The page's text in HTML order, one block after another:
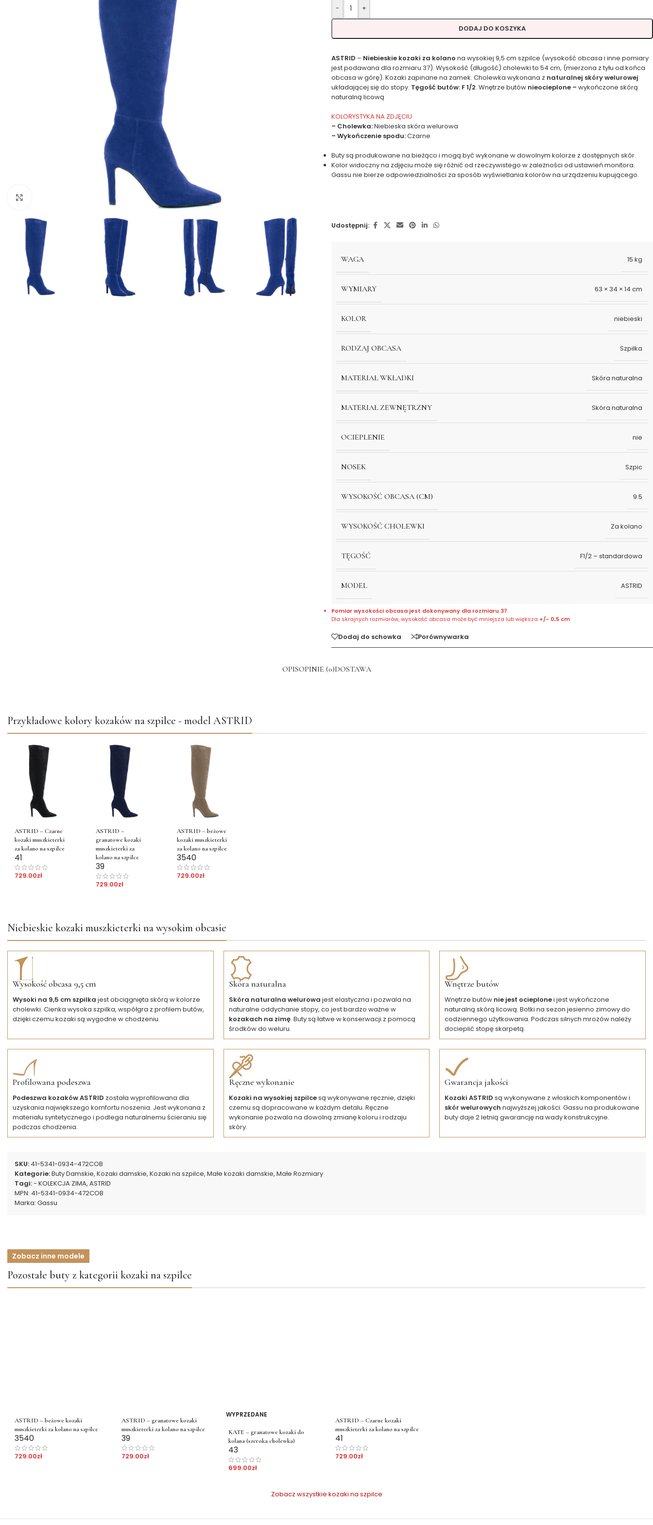
- +
DODAJ DO KOSZYKA
ASTRID – Niebieskie kozaki za kolano na wysokiej 9,5 cm szpilce (wysokość obcasa i inne pomiary
jest podawana dla rozmiaru 37). Wysokość (długość) cholewki to 54 cm, (mierzona z tyłu od końca
obcasa w górę). Kozaki zapinane na zamek. Cholewka wykonana z naturalnej skóry welurowej
układającej się do stopy. Tęgość butów: F 1/2. Wnętrze butów nieocieplone – wykończone skórą
naturalną licową
KOLORYSTYKA NA ZDJĘCIU
– Cholewka:Niebieska skóra welurowa
– Wykończenie spodu:Czarne
Buty są produkowane na bieżąco i mogą być wykonane w dowolnym kolorze z dostępnych skór.
Kolor widoczny na zdjęciu może się różnić od rzeczywistego w zależności od ustawień monitora.
Gassu nie bierze odpowiedzialności za sposób wyświetlania kolorów na urządzeniu kupującego.
Udostępnij:
WAGA 15 kg
WYMIARY 63 × 34 × 14 cm
KOLOR niebieski
RODZAJ OBCASA Szpilka
MATERIAŁ WKŁADKI Skóra naturalna
MATERIAŁ ZEWNĘTRZNY Skóra naturalna
OCIEPLENIE nie
NOSEK Szpic
WYSOKOŚĆ OBCASA (CM) 9.5
WYSOKOŚĆ CHOLEWKI Za kolano
TĘGOŚĆ F1/2 – standardowa
MODEL ASTRID
Pomiar wysokości obcasa jest dokonywany dla rozmiaru 37.
Dla skrajnych rozmiarów, wysokość obcasa może być mniejsza lub większa +/- 0,5 cm
Dodaj do schowka Porównywarka
OPISOPINIE (0)DOSTAWA
Przykładowe kolory kozaków na szpilce - model ASTRID
ASTRID – Czarne
kozaki muszkieterki
za kolano na szpilce
41
729.00zł
ASTRID –
granatowe kozaki
muszkieterki za
kolano na szpilce
39
729.00zł
ASTRID – beżowe
kozaki muszkieterki
za kolano na szpilce
3540
729.00zł
Niebieskie kozaki muszkieterki na wysokim obcasie
Wysokość obcasa 9,5 cm
Wysoki na 9,5 cm szpilka jest obciągnięta skórą w kolorze
cholewki. Cienka wysoka szpilka, współgra z profilem butów,
dzięki czemu kozaki są wygodne w chodzeniu.
Skóra naturalna
Skóra naturalna welurowa jest elastyczna i pozwala na
naturalne oddychanie stopy, co jest bardzo ważne w
kozakach na zimę. Buty są łatwe w konserwacji z pomocą
środków do weluru.
Wnętrze butów
Wnętrze butów nie jest ocieplonei jest wykończone
naturalną skórą licową. Botki na sezon jesienno zimowy do
codziennego użytkowania. Podczas silnych mrozów należy
docieplić stopę skarpetą.
Profilowana podeszwa
Podeszwa kozaków ASTRID została wyprofilowana dla
uzyskania największego komfortu noszenia. Jest wykonana z
materiału syntetycznego i podlega naturalnemu ścieraniu się
podczas chodzenia.
Ręczne wykonanie
Kozaki na wysokiej szpilcesą wykonywane ręcznie, dzięki
czemu są dopracowane w każdym detalu. Ręczne
wykonanie pozwala na dowolną zmianę koloru i rodzaju
skóry.
Gwarancja jakości
Kozaki ASTRID są wykonywane z włoskich komponentów i
skór welurowych najwyższej jakości. Gassu na produkowane
buty daje 2 letnią gwarancję na wady konstrukcyjne.
SKU: 41-5341-0934-472COB
Kategorie:Buty Damskie, Kozaki damskie, Kozaki na szpilce, Małe kozaki damskie, Małe Rozmiary
Tagi:- KOLEKCJA ZIMA, ASTRID
MPN: 41-5341-0934-472COB
Marka: Gassu
Zobacz inne modele
Pozostałe buty z kategorii kozaki na szpilce
ASTRID – beżowe kozaki
muszkieterki za kolano na szpilce
3540
729.00zł
ASTRID – granatowe kozaki
muszkieterki za kolano na szpilce
39
729.00zł
WYPRZEDANE
KATE – granatowe kozaki do
kolana (szeroka cholewka)
43
699.00zł
ASTRID – Czarne kozaki
muszkieterki za kolano na szpilce
41
729.00zł
Zobacz wszystkie kozaki na szpilce